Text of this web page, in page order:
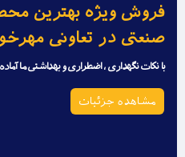
فروش ویژه بهترین
صنعتی در تعاونی
مشاهده جزئیات
با نکات نگهداری ، اضطراری و بهداشتی ما